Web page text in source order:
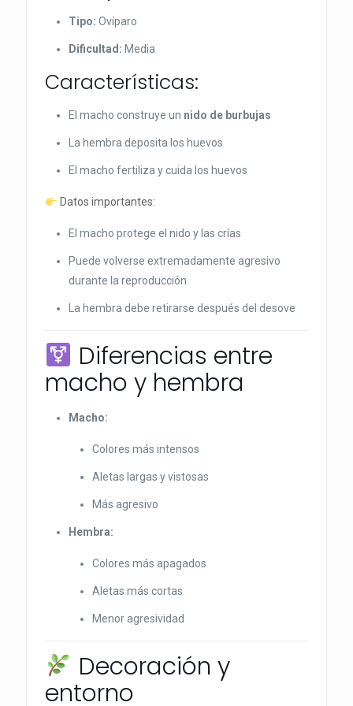
Tipo: Ovíparo
Dificultad: Media
Características:
El macho construye un nido de burbujas
La hembra deposita los huevos
El macho fertiliza y cuida los huevos
Datos importantes:
El macho protege el nido y las crías
Puede volverse extremadamente agresivo
durante la reproducción
La hembra debe retirarse después del desove
Diferencias entre
macho y hembra
Macho:
Colores más intensos
Aletas largas y vistosas
Más agresivo
Hembra:
Colores más apagados
Aletas más cortas
Menor agresividad
Decoración y
entorno